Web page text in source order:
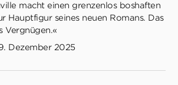
macht einen grenzenlos boshaften
Hauptfigur seines neuen Romans. Das
Vergnügen.«
Dezember 2025